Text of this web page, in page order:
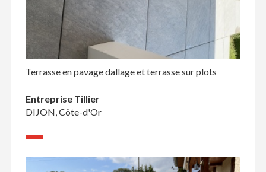
Terrasse en pavage dallage et terrasse sur plots
Entreprise Tillier
DIJON, Côte-d'Or